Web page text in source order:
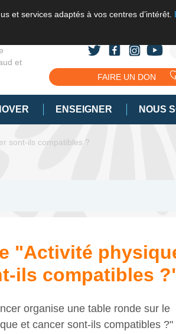
et services adaptés à vos centres d’intérêt.
et
FAIRE UN DON
ENSEIGNER NOUS
sont-ils compatibles ?
"Activité
ils compatibles
organise une table ronde sur le
et cancer sont-ils compatibles ?"